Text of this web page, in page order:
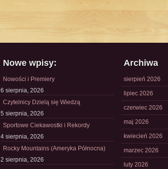
Nowe wpisy:
Nowości i Premiery
6 sierpnia, 2026
Czytelnicy Dzielą się Wiedzą
5 sierpnia, 2026
Sportowe Ciekawostki i Rekordy
4 sierpnia, 2026
Rocky Mountains (Ameryka Północna)
2 sierpnia, 2026
Archiwa
sierpień 2026
lipiec 2026
czerwiec 2026
maj 2026
kwiecień 2026
marzec 2026
luty 2026